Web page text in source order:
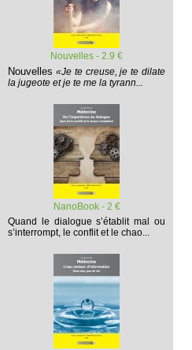
Nouvelles - 2.9 €
Nouvelles «Je te creuse, je te dilate
la jugeote et je te me la tyrann...
NanoBook - 2 €
Quand le dialogue s’établit mal ou
s’interrompt, le conflit et le chao...